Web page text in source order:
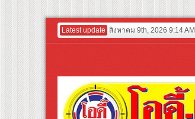
Latest update สิงหาคม 9th, 2026 9:14 AM